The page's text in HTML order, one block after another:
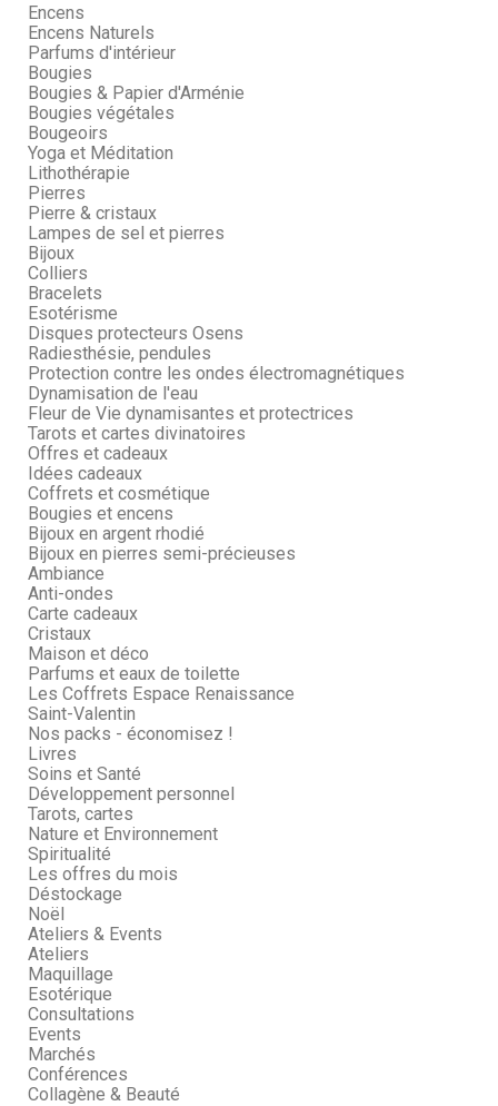
Encens
Encens Naturels
Parfums d'intérieur
Bougies
Bougies & Papier d'Arménie
Bougies végétales
Bougeoirs
Yoga et Méditation
Lithothérapie
Pierres
Pierre & cristaux
Lampes de sel et pierres
Bijoux
Colliers
Bracelets
Esotérisme
Disques protecteurs Osens
Radiesthésie, pendules
Protection contre les ondes électromagnétiques
Dynamisation de l'eau
Fleur de Vie dynamisantes et protectrices
Tarots et cartes divinatoires
Offres et cadeaux
Idées cadeaux
Coffrets et cosmétique
Bougies et encens
Bijoux en argent rhodié
Bijoux en pierres semi-précieuses
Ambiance
Anti-ondes
Carte cadeaux
Cristaux
Maison et déco
Parfums et eaux de toilette
Les Coffrets Espace Renaissance
Saint-Valentin
Nos packs - économisez !
Livres
Soins et Santé
Développement personnel
Tarots, cartes
Nature et Environnement
Spiritualité
Les offres du mois
Déstockage
Noël
Ateliers & Events
Ateliers
Maquillage
Esotérique
Consultations
Events
Marchés
Conférences
Collagène & Beauté